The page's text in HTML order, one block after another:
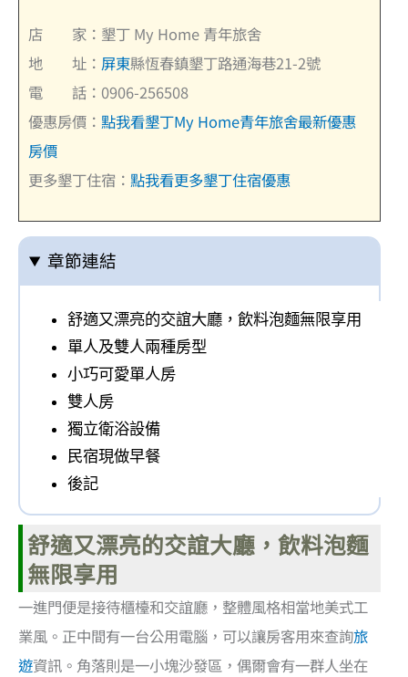
店 家：墾丁 My Home 青年旅舍
地 址： 屏東縣恆春鎮墾丁路通海巷21-2號
電 話：0906-256508
優惠房價：點我看墾丁My Home青年旅舍最新優惠
房價
更多墾丁住宿：點我看更多墾丁住宿優惠
章節連結
舒適又漂亮的交誼大廳，飲料泡麵無限享用
單人及雙人兩種房型
小巧可愛單人房
雙人房
獨立衛浴設備
民宿現做早餐
後記
舒適又漂亮的交誼大廳，飲料泡麵
無限享用
一進門便是接待櫃檯和交誼廳，整體風格相當地美式工
業風。正中間有一台公用電腦，可以讓房客用來查詢旅
遊資訊。角落則是一小塊沙發區，偶爾會有一群人坐在